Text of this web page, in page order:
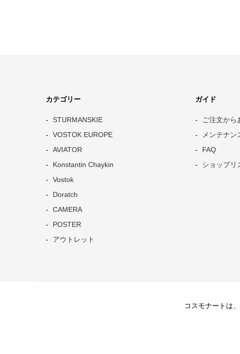
カテゴリー
STURMANSKIE
VOSTOK EUROPE
AVIATOR
Konstantin Chaykin
Vostok
Doratch
CAMERA
POSTER
アウトレット
ガイド
ご注文から
メンテナン
FAQ
ショップリ
コスモナートは